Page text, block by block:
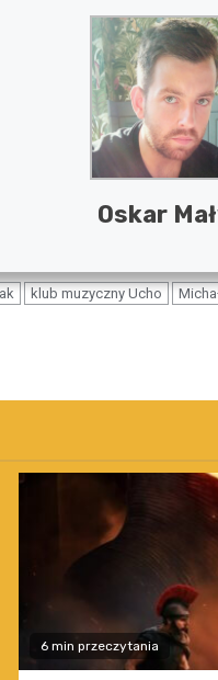
Oskar
klub muzyczny Ucho
6 min przeczytania